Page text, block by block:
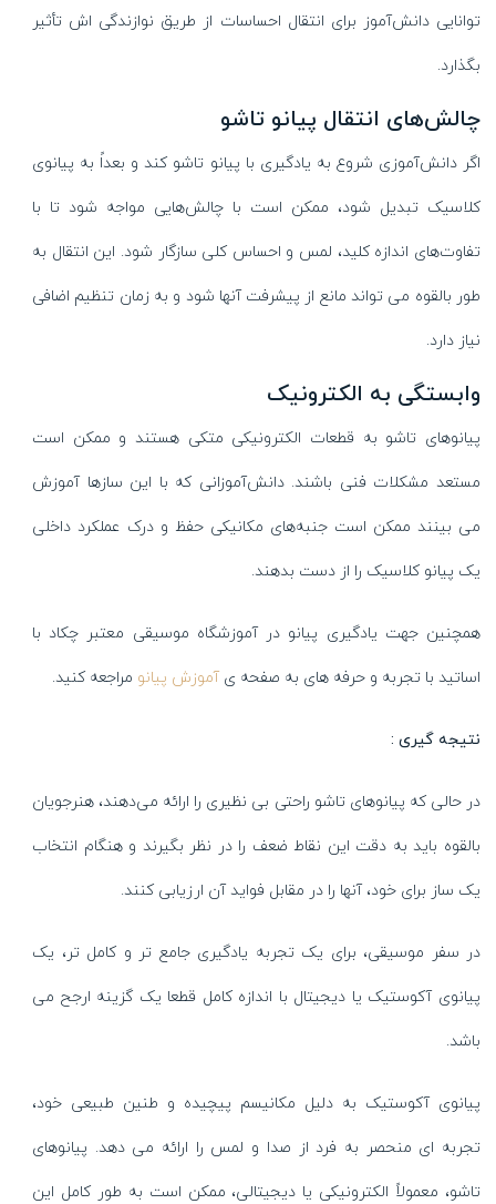
توانایی دانش‌آموز برای انتقال احساسات از طریق نوازندگی اش تأثیر
بگذارد.
چالش‌های انتقال پیانو تاشو
اگر دانش‌آموزی شروع به یادگیری با پیانو تاشو کند و بعداً به پیانوی
کلاسیک تبدیل شود، ممکن است با چالش‌هایی مواجه شود تا با
تفاوت‌های اندازه کلید، لمس و احساس کلی سازگار شود. این انتقال به
طور بالقوه می تواند مانع از پیشرفت آنها شود و به زمان تنظیم اضافی
نیاز دارد.
وابستگی به الکترونیک
پیانوهای تاشو به قطعات الکترونیکی متکی هستند و ممکن است
مستعد مشکلات فنی باشند. دانش‌آموزانی که با این سازها آموزش
می بینند ممکن است جنبه‌های مکانیکی حفظ و درک عملکرد داخلی
یک پیانو کلاسیک را از دست بدهند.
همچنین جهت یادگیری پیانو درآموزشگاه موسیقی معتبر چکاد با
اساتید با تجربه و حرفه های به صفحه ی آموزش پیانو مراجعه کنید.
نتیجه گیری :
در حالی که پیانوهای تاشو راحتی بی‌ نظیری را ارائه می‌دهند، هنرجویان
بالقوه باید به دقت این نقاط ضعف را در نظر بگیرند و هنگام انتخاب
یک ساز برای خود، آنها را در مقابل فواید آن ارزیابی کنند.
در سفر موسیقی، برای یک تجربه یادگیری جامع تر و کامل تر، یک
پیانوی آکوستیک یا دیجیتال با اندازه کامل قطعا یک گزینه ارجح می
باشد.
پیانوی آکوستیک به دلیل مکانیسم پیچیده و طنین طبیعی خود،
تجربه ای منحصر به فرد از صدا و لمس را ارائه می دهد. پیانوهای
تاشو، معمولاً الکترونیکی یا دیجیتالی، ممکن است به طور کامل این